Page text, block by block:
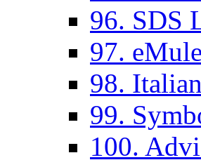
96. SDS
97. eMule
98.
99.
100.